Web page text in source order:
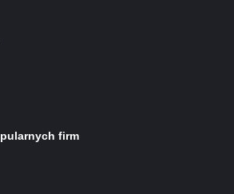
firm